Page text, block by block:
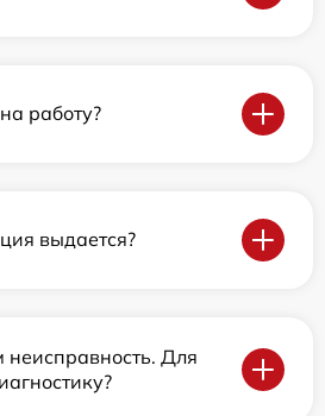
работу?
выдается?
Для